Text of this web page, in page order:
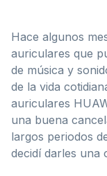
Hace algunos
auriculares que
de música y
de la vida
auriculares
una buena
largos periodos
decidí darles una